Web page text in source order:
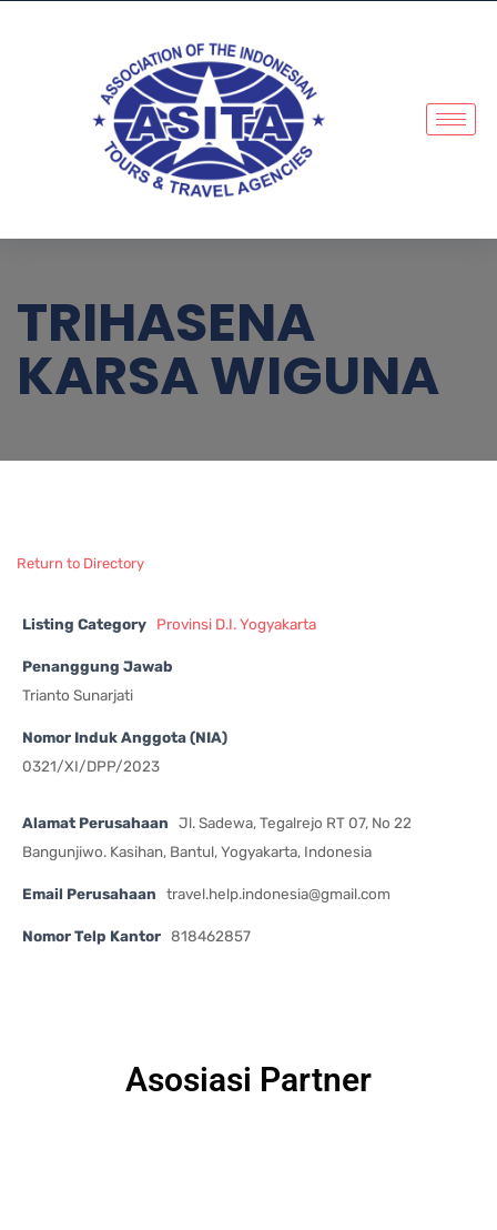
TRIHASENA
KARSA WIGUNA
Return to Directory
Listing Category Provinsi D.I. Yogyakarta
Penanggung Jawab
Trianto Sunarjati
Nomor Induk Anggota (NIA)
0321/XI/DPP/2023
Alamat Perusahaan
Jl. Sadewa, Tegalrejo RT 07, No 22
Bangunjiwo. Kasihan, Bantul, Yogyakarta, Indonesia
Email Perusahaan travel.help.indonesia@gmail.com
Nomor Telp Kantor 818462857
Asosiasi Partner